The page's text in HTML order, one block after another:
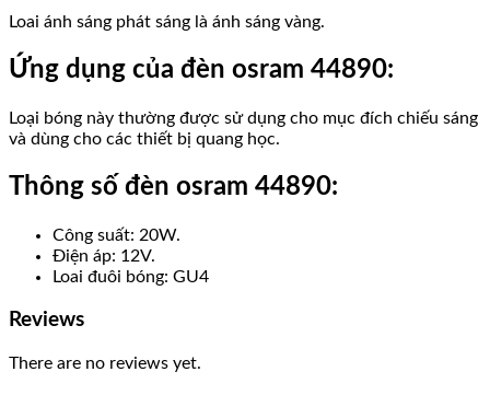
Loai ánh sáng phát sáng là ánh sáng vàng.
Ứng dụng của đèn osram 44890:
Loại bóng này thường được sử dụng cho mục đích chiếu sáng
và dùng cho các thiết bị quang học.
Thông số đèn osram 44890:
Công suất: 20W.
Điện áp: 12V.
Loai đuôi bóng: GU4
Reviews
There are no reviews yet.